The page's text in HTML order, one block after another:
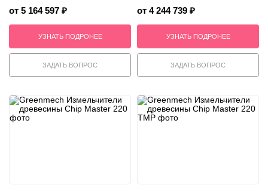
от 5 164 597 ₽
УЗНАТЬ ПОДРОНЕЕ
ЗАДАТЬ ВОПРОС
от 4 244 739 ₽
УЗНАТЬ ПОДРОНЕЕ
ЗАДАТЬ ВОПРОС